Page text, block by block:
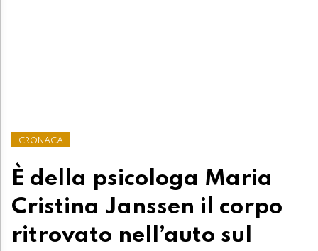
CRONACA
È della psicologa Maria
Cristina Janssen il corpo
ritrovato nell’auto sul